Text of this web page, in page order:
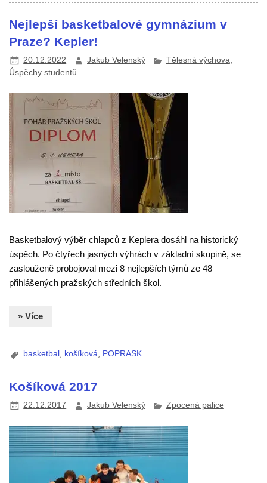
Nejlepší basketbalové gymnázium v
Praze? Kepler!
20.12.2022 Jakub Velenský Tělesná výchova,
Úspěchy studentů
Basketbalový výběr chlapců z Keplera dosáhl na historický
úspěch. Po čtyřech jasných výhrách v základní skupině, se
zaslouženě probojoval mezi 8 nejlepších týmů ze 48
přihlášených pražských středních škol.
» Více
basketbal , košíková, POPRASK
Košíková 2017
22.12.2017 Jakub Velenský Zpocená palice